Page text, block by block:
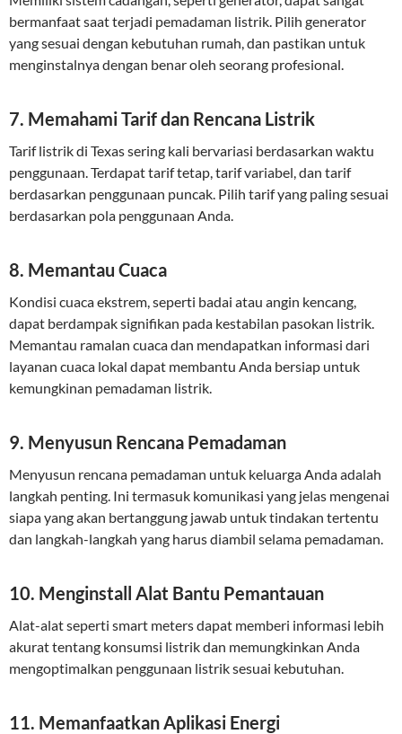
bermanfaat saat terjadi pemadaman listrik. Pilih generator
yang sesuai dengan kebutuhan rumah, dan pastikan untuk
menginstalnya dengan benar oleh seorang profesional.
7. Memahami Tarif dan Rencana Listrik
Tarif listrik di Texas sering kali bervariasi berdasarkan waktu
penggunaan. Terdapat tarif tetap, tarif variabel, dan tarif
berdasarkan penggunaan puncak. Pilih tarif yang paling sesuai
berdasarkan pola penggunaan Anda.
8. Memantau Cuaca
Kondisi cuaca ekstrem, seperti badai atau angin kencang,
dapat berdampak signifikan pada kestabilan pasokan listrik.
Memantau ramalan cuaca dan mendapatkan informasi dari
layanan cuaca lokal dapat membantu Anda bersiap untuk
kemungkinan pemadaman listrik.
9. Menyusun Rencana Pemadaman
Menyusun rencana pemadaman untuk keluarga Anda adalah
langkah penting. Ini termasuk komunikasi yang jelas mengenai
siapa yang akan bertanggung jawab untuk tindakan tertentu
dan langkah-langkah yang harus diambil selama pemadaman.
10. Menginstall Alat Bantu Pemantauan
Alat-alat seperti smart meters dapat memberi informasi lebih
akurat tentang konsumsi listrik dan memungkinkan Anda
mengoptimalkan penggunaan listrik sesuai kebutuhan.
11. Memanfaatkan Aplikasi Energi